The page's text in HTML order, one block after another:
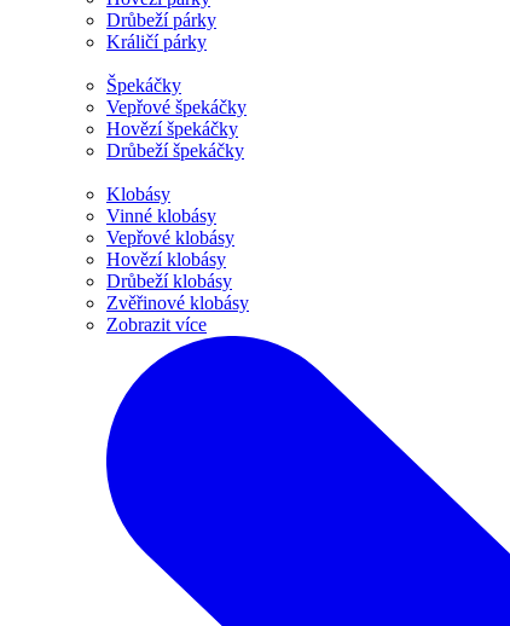
Drůbeží párky
Králičí párky
Špekáčky
Vepřové špekáčky
Hovězí špekáčky
Drůbeží špekáčky
Klobásy
Vinné klobásy
Vepřové klobásy
Hovězí klobásy
Drůbeží klobásy
Zvěřinové klobásy
Zobrazit více